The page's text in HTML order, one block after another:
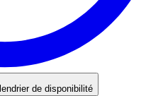
de disponibilité